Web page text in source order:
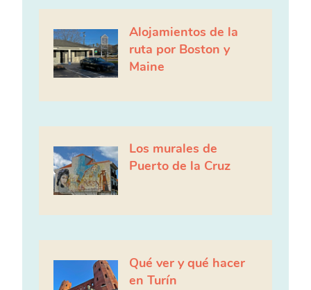
Alojamientos de la
ruta por Boston y
Maine
Los murales de
Puerto de la Cruz
Qué ver y qué hacer
en Turín